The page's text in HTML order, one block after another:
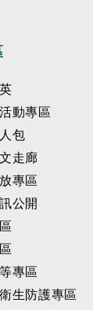
動專區
包
走廊
專區
公開
專區
生防護專區